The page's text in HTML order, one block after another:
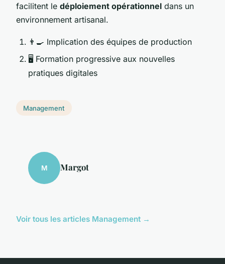
facilitent le déploiement opérationnel dans un
environnement artisanal.
👨‍🍳 Implication des équipes de production
🖥️ Formation progressive aux nouvelles
pratiques digitales
Management
M Margot
Voir tous les articles Management →